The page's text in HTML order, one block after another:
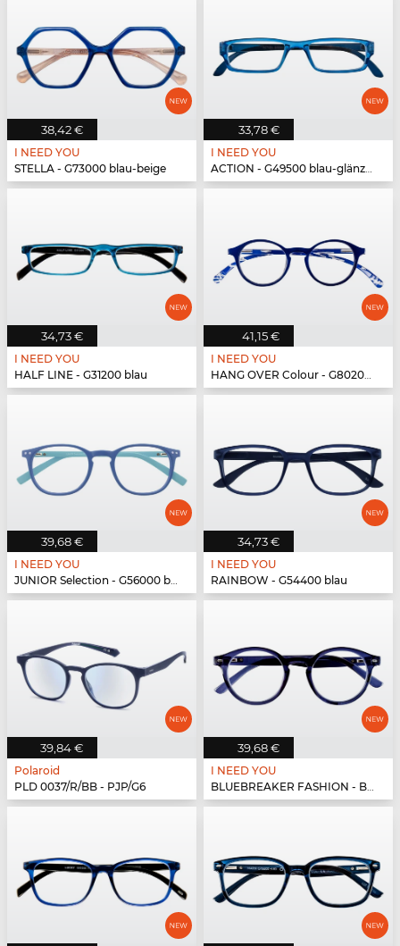
38,42 €
I NEED YOU
STELLA - G73000 blau-beige
33,78 €
I NEED YOU
ACTION - G49500 blau-glänzend
34,73 €
I NEED YOU
HALF LINE - G31200 blau
41,15 €
I NEED YOU
HANG OVER Colour - G80200 blau
39,68 €
I NEED YOU
JUNIOR Selection - G56000 blau-blau
34,73 €
I NEED YOU
RAINBOW - G54400 blau
39,84 €
Polaroid
PLD 0037/R/BB - PJP/G6
39,68 €
I NEED YOU
BLUEBREAKER FASHION - BLUEBR Fashion G79700 blau